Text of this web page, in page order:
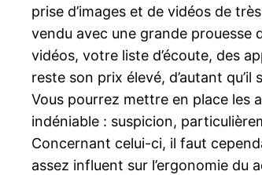
prise d’images et de vidéos de
vendu avec une grande prouesse
vidéos, votre liste d’écoute, des
reste son prix élevé, d’autant
Vous pourrez mettre en place les
indéniable : suspicion,
Concernant celui-ci, il faut
assez influent sur l’ergonomie du